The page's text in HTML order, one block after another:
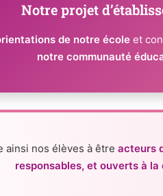
Notre projet
de notre écoleet
notre communauté
ainsi nos élèves à être acteurs
responsables, et ouverts à